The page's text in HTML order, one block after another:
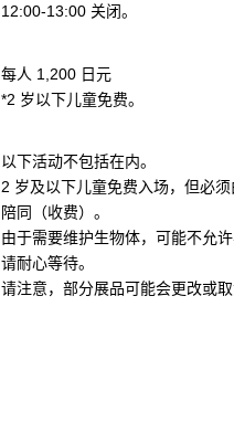
12:00-13:00 关闭。
每人 1,200 日元
*2 岁以下儿童免费。
以下活动不包括在内。
2 岁及以下儿童免费入场，但必
陪同（收费）。
由于需要维护生物体，可能不允许
请耐心等待。
请注意，部分展品可能会更改或取